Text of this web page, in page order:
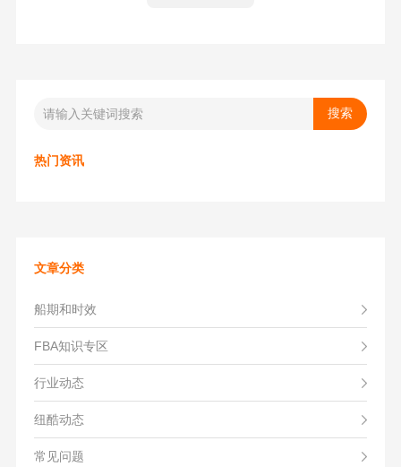
热门资讯
文章分类
船期和时效
FBA知识专区
行业动态
纽酷动态
常见问题